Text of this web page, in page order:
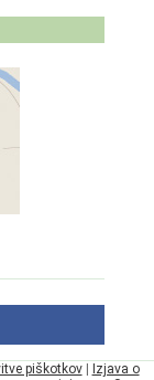
piškotkov|
Izjava o